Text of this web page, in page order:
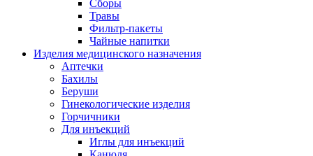
Сборы
Травы
Фильтр-пакеты
Чайные напитки
Изделия медицинского назначения
Аптечки
Бахилы
Беруши
Гинекологические изделия
Горчичники
Для инъекций
Иглы для инъекций